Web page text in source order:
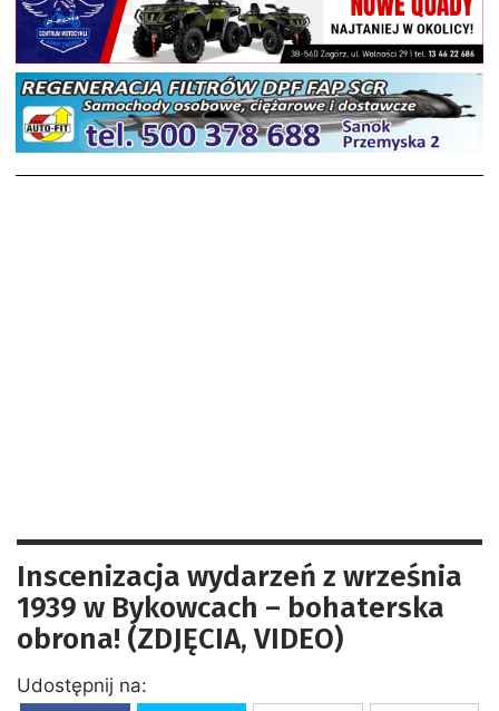
Inscenizacja wydarzeń z września
1939 w Bykowcach – bohaterska
obrona! (ZDJĘCIA, VIDEO)
Udostępnij na: